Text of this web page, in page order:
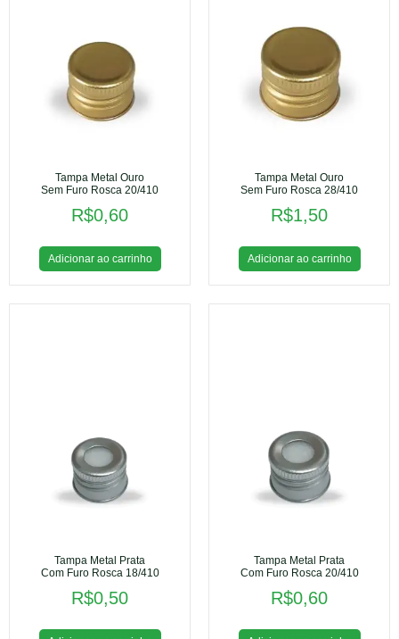
Tampa Metal Ouro
Sem Furo Rosca 20/410
R$0,60
Adicionar ao carrinho
Tampa Metal Ouro
Sem Furo Rosca 28/410
R$1,50
Adicionar ao carrinho
Tampa Metal Prata
Com Furo Rosca 18/410
R$0,50
Tampa Metal Prata
Com Furo Rosca 20/410
R$0,60